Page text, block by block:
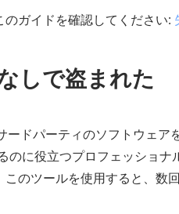
ガイドを確認してください:
しで盗まれた
ードパーティのソフトウェア
のに役立つプロフェッショナ
のツールを使用すると、数